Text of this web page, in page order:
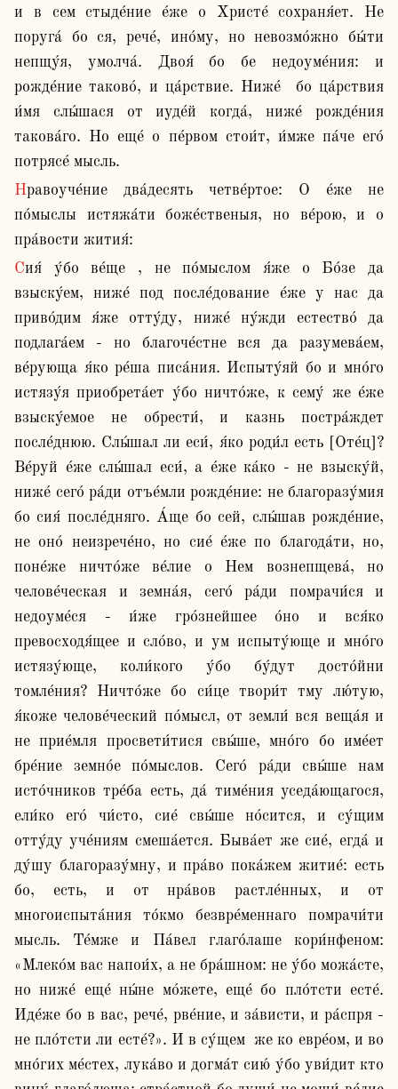
и в сем стыде́ние е́же о Христе́ сохраня́ет. Не
поруга́ бо ся, рече́, ино́му, но невозмо́жно бы́ти
непщу́я, умолча́. Двоя́ бо бе недоуме́ния: и
рожде́ние таково́, и ца́рствие. Ниже́  бо ца́рствия
и́мя слы́шася от иуде́й когда́, ниже́ рожде́ния
такова́го. Но еще́ о пе́рвом стои́т, и́мже па́че его́
потрясе́ мысль.
Нравоуче́ние два́десять четве́ртое: О е́же не
по́мыслы истяжа́ти боже́ственыя, но ве́рою, и о
пра́вости жития́:
Сия́ у́бо ве́ще , не по́мыслом я́же о Бо́зе да
взыску́ем, ниже́ под после́дование е́же у нас да
приво́дим я́же отту́ду, ниже́ ну́жди естество́ да
подлага́ем - но благоче́стне вся да разумева́ем,
ве́рующа я́ко ре́ша писа́ния. Испыту́яй бо и мно́го
истязу́я приобрета́ет у́бо ничто́же, к сему́ же е́же
взыску́емое не обрести́, и казнь постра́ждет
после́днюю. Слы́шал ли еси́, я́ко роди́л есть [Оте́ц]?
Ве́руй е́же слы́шал еси́, а е́же ка́ко - не взыску́й,
ниже́ сего́ ра́ди отъе́мли рожде́ние: не благоразу́мия
бо сия́ после́дняго. А́ще бо сей, слы́шав рожде́ние,
не оно́ неизрече́но, но сие́ е́же по благода́ти, но,
поне́же ничто́же ве́лие о Нем вознепщева́, но
челове́ческая и земна́я, сего́ ра́ди помрачи́ся и
недоуме́ся - и́же гро́знейшее о́но и вся́ко
превосходя́щее и сло́во, и ум испыту́юще и мно́го
истязу́юще, коли́кого у́бо бу́дут досто́йни
томле́ния? Ничто́же бо си́це твори́т тму лю́тую,
я́коже челове́ческий по́мысл, от земли́ вся веща́я и
не прие́мля просвети́тися свы́ше, мно́го бо име́ет
бре́ние земно́е по́мыслов. Сего́ ра́ди свы́ше нам
исто́чников тре́ба есть, да́ тиме́ния уседа́ющагося,
ели́ко его́ чи́сто, сие́ свы́ше но́сится, и су́щим
отту́ду уче́ниям смеша́ется. Быва́ет же сие́, егда́ и
ду́шу благоразу́мну, и пра́во пока́жем житие́: есть
бо, есть, и от нра́вов растле́нных, и от
многоиспыта́ния то́кмо безвре́меннаго помрачи́ти
мысль. Те́мже и Па́вел глаго́лаше кори́нфеном:
«Млеко́м вас напои́х, а не бра́шном: не у́бо можа́сте,
но ниже́ еще́ ны́не мо́жете, еще́ бо пло́тсти есте́.
Иде́же бо в вас, рече́, рве́ние, и за́висти, и ра́спря -
не пло́тсти ли есте́?». И в су́щем  же ко евре́ом, и во
мно́гих ме́стех, лука́во и догма́т сию́ у́бо уви́дит кто